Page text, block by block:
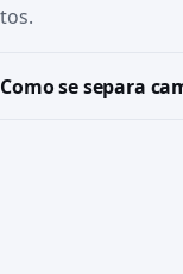
tos.
Como se separa